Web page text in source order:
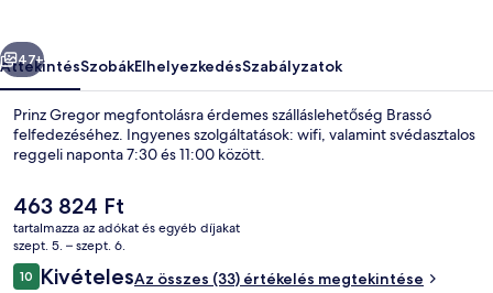
Következő
47+
ÁttekintésSzobákElhelyezkedésSzabályzatok
Prinz Gregor megfontolásra érdemes szálláslehetőség Brassó
felfedezéséhez. Ingyenes szolgáltatások: wifi, valamint svédasztalos
reggeli naponta 7:30 és 11:00 között.
A
jelenlegi
ár
463 824 Ft
463 824 Ft
tartalmazza az adókat és egyéb díjakat
szept. 5. – szept. 6.
Értékelések
1010 ennyiből: 10
KivételesAz összes (33) értékelés megtekintése